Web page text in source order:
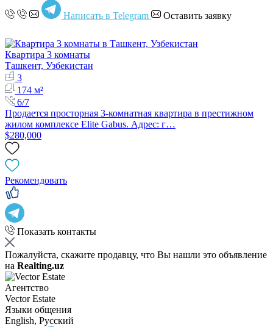
Написать в Telegram Оставить заявку
Квартира 3 комнаты
Ташкент, Узбекистан
3
174 м²
6/7
Продается просторная 3-комнатная квартира в престижном
жилом комплексе Elite Gabus. Адрес: г…
$280,000
Рекомендовать
Показать контакты
Пожалуйста, скажите продавцу, что Вы нашли это объявление
на Realting.uz
Агентство
Vector Estate
Языки общения
English, Русский